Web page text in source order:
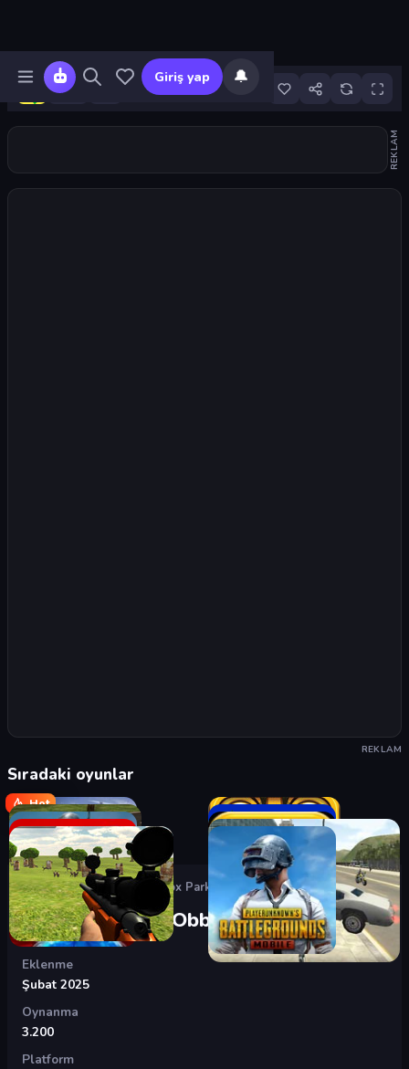
Giriş yap 🔔
1
REKLAM
REKLAM
Sıradaki oyunlar
Hot
Oyunlar›3D Oyunlar Roblox Parkour Obby
Roblox Parkour Obby
Eklenme
Şubat 2025
Oynanma
3.200
Platform